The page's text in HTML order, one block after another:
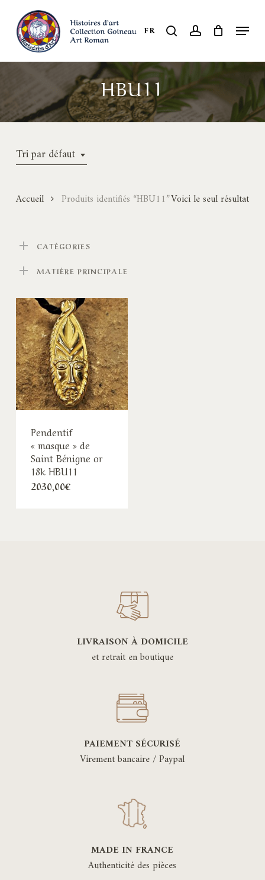
main
content
FR search account Menu
HBU11
Tri par défaut
Voici le seul résultat
Accueil Produits identifiés “HBU11”
CATÉGORIES
MATIÈRE PRINCIPALE
Pendentif
« masque » de
Saint Bénigne or
18k HBU11
2030,00€
LIVRAISON À DOMICILE
et retrait en boutique
PAIEMENT SÉCURISÉ
Virement bancaire / Paypal
MADE IN FRANCE
Authenticité des pièces
Close